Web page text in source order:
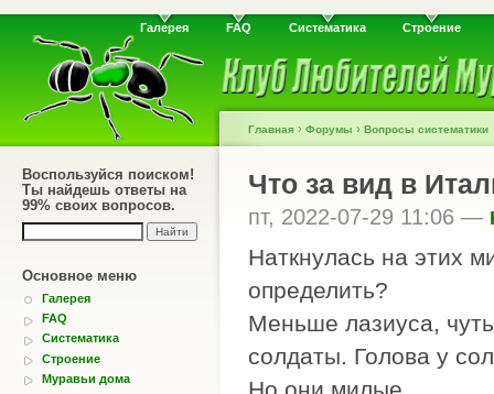
Галерея FAQ Систематика Строение
Воспользуйся поиском!
Ты найдешь ответы на
99% своих вопросов.
Основное меню
Галерея
FAQ
Систематика
Строение
Муравьи дома
Главная › Форумы › Вопросы систематики
Что за вид в
пт, 2022-07-29 11:06 —
Наткнулась на этих
определить?
Меньше лазиуса,
солдаты. Голова у